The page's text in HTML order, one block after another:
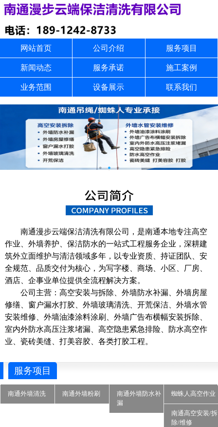
网站首页 公司介绍 服务项目
新闻动态 服务承诺 施工案例
业务范围 设备展示 联系我们
南通漫步云端保洁清洗有限公司，是南通本地专注高空
作业、外墙养护、保洁防水的一站式工程服务企业，深耕建
筑外立面维护与清洁领域多年，以专业资质、持证团队、安
全规范、品质交付为核心，为写字楼、商场、小区、厂房、
酒店、企事业单位提供全流程解决方案。
公司主营：高空安装与拆除、外墙防水补漏、外墙房屋
修缮、窗户漏水打胶、外墙玻璃清洗、开荒保洁、外墙水管
安装维修、外墙油漆涂料涂刷、外墙广告布横幅安装拆除、
室内外防水高压注浆堵漏、高空隐患紧急排险、防水高空作
业、瓷砖美缝、打美容胶、各类打胶工程。
服务项目
南通外墙清洗 南通外墙粉刷
南通外墙防水补
漏
蜘蛛人高空作业
南通高空安装/拆
除/维修